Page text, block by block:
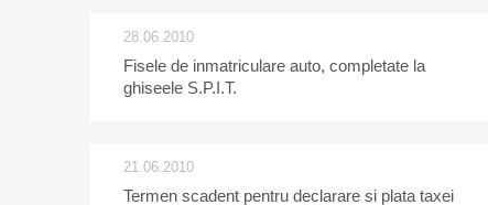
28.06.2010
Fisele de inmatriculare auto, completate la
ghiseele S.P.I.T.
21.06.2010
Termen scadent pentru declarare si plata taxei